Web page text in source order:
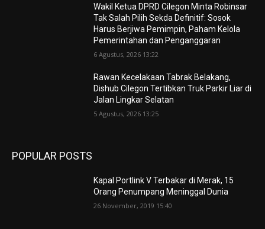
Wakil Ketua DPRD Cilegon Minta Robinsar
Tak Salah Pilih Sekda Definitif: Sosok
Harus Berjiwa Pemimpin, Paham Kelola
Pemerintahan dan Penganggaran
6 Agustus, 2026 13:22
Rawan Kecelakaan Tabrak Belakang,
Dishub Cilegon Tertibkan Truk Parkir Liar di
Jalan Lingkar Selatan
5 Agustus, 2026 13:25
POPULAR POSTS
Kapal Portlink V Terbakar di Merak, 15
Orang Penumpang Meninggal Dunia
26 November, 2019 15:40